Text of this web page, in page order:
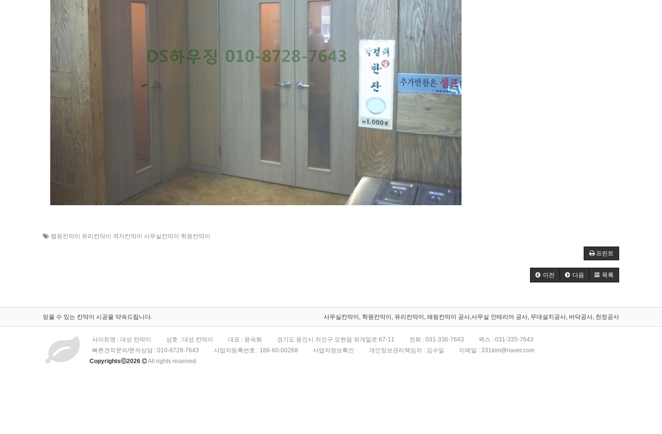
랩핑칸막이 유리칸막이 격자칸막이 사무실칸막이 학원칸막이
프린트
이전 다음 목록
믿을 수 있는 칸막이 시공을 약속드립니다. 사무실칸막이, 학원칸막이, 유리칸막이, 래핑칸막이 공사,사무실 인테리어 공사, 무대설치공사, 바닥공사, 천정공사
사이트명 : 대성 칸막이 상호 : 대성 칸막이 대표 : 윤숙화 경기도 용인시 처인구 모현읍 외개일로 67-11 전화 : 031-336-7643 팩스 : 031-335-7643
빠른견적문의/문자상담 : 010-8728-7643 사업자등록번호 : 186-60-00268 사업자정보확인 개인정보관리책임자 : 김수일 이메일 : 331kim@naver.com
Copyrightsⓒ2026
All rights reserved.